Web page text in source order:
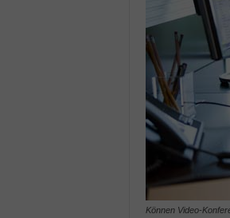
Können Video-